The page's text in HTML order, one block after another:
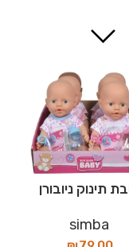
תינוק ניובורן
simba